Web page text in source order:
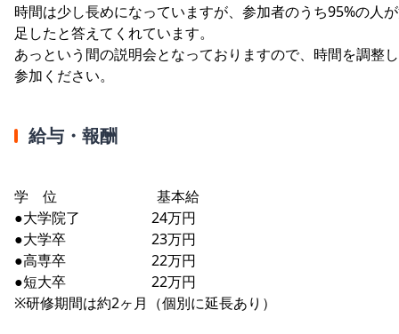
時間は少し長めになっていますが、参加者のうち95%の人
足したと答えてくれています。
あっという間の説明会となっておりますので、時間を調整
参加ください。
給与・報酬
学 位 基本給
●大学院了 24万円
●大学卒 23万円
●高専卒 22万円
●短大卒 22万円
※研修期間は約2ヶ月（個別に延長あり）